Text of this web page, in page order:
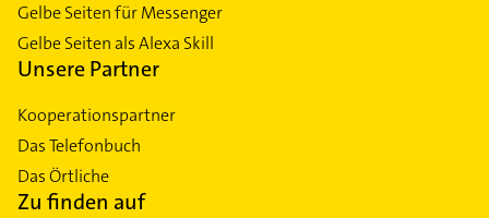
Gelbe Seiten für Messenger
Gelbe Seiten als Alexa Skill
Unsere Partner
Kooperationspartner
Das Telefonbuch
Das Örtliche
Zu finden auf